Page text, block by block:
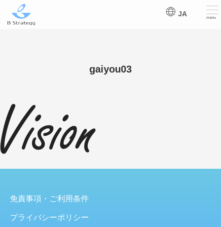
JA menu
gaiyou03
免責事項・ご利用条件
プライバシーポリシー